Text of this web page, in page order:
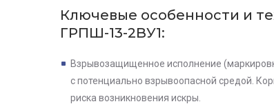
Ключевые особенности и
ГРПШ-13-2ВУ1:
Взрывозащищенное исполнение
с потенциально взрывоопасной средой.
риска возникновения искры.